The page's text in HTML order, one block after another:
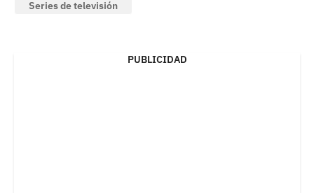
Series de televisión
PUBLICIDAD